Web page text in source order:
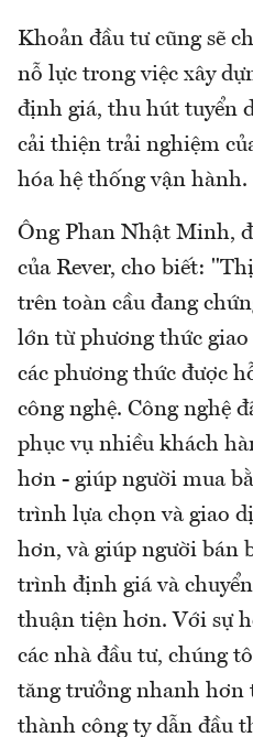
Khoản đầu tư cũng sẽ
nỗ lực trong việc xây
định giá, thu hút tuyển
cải thiện trải nghiệm
hóa hệ thống vận hành.
Ông Phan Nhật Minh,
của Rever, cho biết:
trên toàn cầu đang
lớn từ phương thức
các phương thức được
công nghệ. Công nghệ
phục vụ nhiều khách
hơn - giúp người mua
trình lựa chọn và giao
hơn, và giúp người bán
trình định giá và
thuận tiện hơn. Với sự
các nhà đầu tư, chúng
tăng trưởng nhanh hơn
thành công ty dẫn đầu